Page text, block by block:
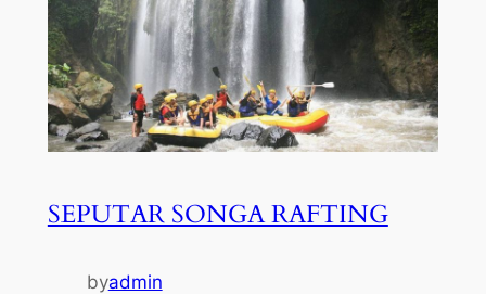
SEPUTAR SONGA RAFTING
byadmin